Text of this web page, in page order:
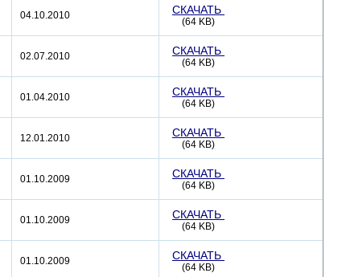
04.10.2010 СКАЧАТЬ
(64 KB)
02.07.2010 СКАЧАТЬ
(64 KB)
01.04.2010 СКАЧАТЬ
(64 KB)
12.01.2010 СКАЧАТЬ
(64 KB)
01.10.2009 СКАЧАТЬ
(64 KB)
01.10.2009 СКАЧАТЬ
(64 KB)
01.10.2009 СКАЧАТЬ
(64 KB)